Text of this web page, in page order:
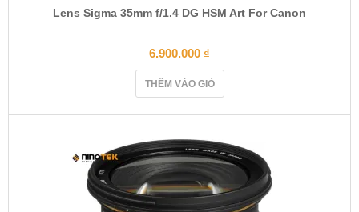
Lens Sigma 35mm f/1.4 DG HSM Art For Canon
6.900.000 ₫
THÊM VÀO GIỎ